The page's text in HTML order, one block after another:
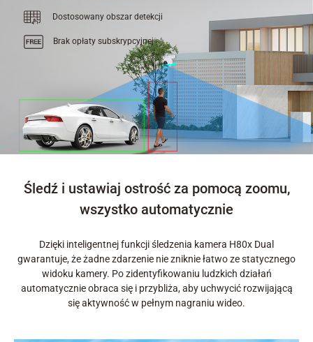
Dostosowany obszar detekcji
Brak opłaty subskrypcyjnej
Śledź i ustawiaj ostrość za pomocą zoomu,
wszystko automatycznie
Dzięki inteligentnej funkcji śledzenia kamera H80x Dual
gwarantuje, że żadne zdarzenie nie zniknie łatwo ze statycznego
widoku kamery. Po zidentyfikowaniu ludzkich działań
automatycznie obraca się i przybliża, aby uchwycić rozwijającą
się aktywność w pełnym nagraniu wideo.